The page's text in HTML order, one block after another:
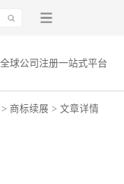
球公司注册一站式平台
商标续展 > 文章详情